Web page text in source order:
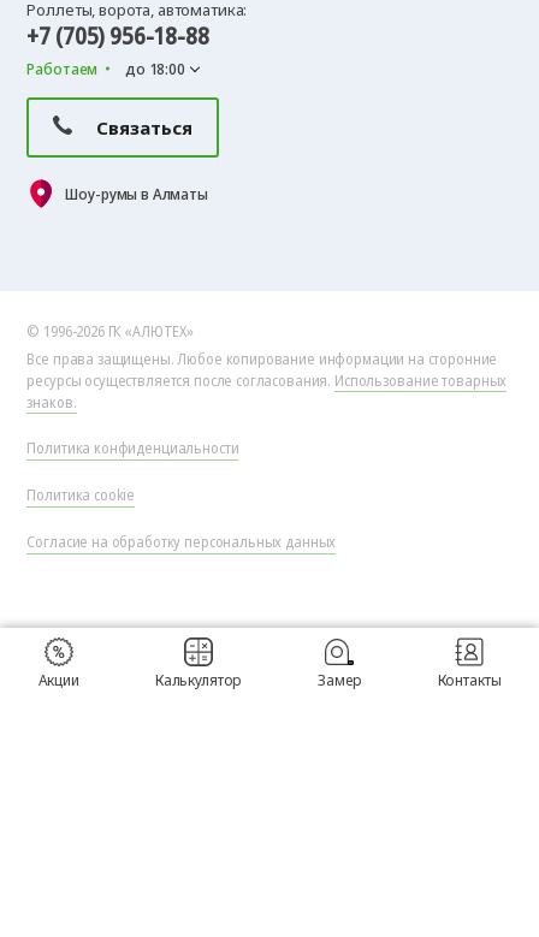
Роллеты, ворота, автоматика:
+7 (705) 956-18-88
Работаем до 18:00
Связаться
Шоу-румы в Алматы
© 1996-2026 ГК «АЛЮТЕХ»
Все права защищены. Любое копирование информации на сторонние
ресурсы осуществляется после согласования. Использование товарных
знаков.
Политика конфиденциальности
Политика cookie
Согласие на обработку персональных данных
Акции Калькулятор Замер Контакты